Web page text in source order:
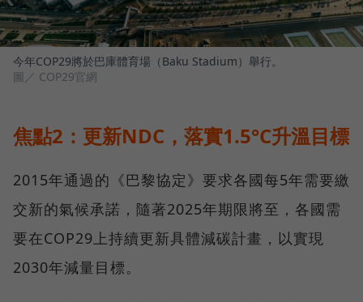
今年COP29將於巴庫體育場（Baku Stadium）舉行。
圖／ COP29官網
焦點2：更新NDC，落實1.5°C升溫目標
2015年通過的《巴黎協定》要求各國每5年需要繳
交新的氣候承諾，隨著2025年期限將至，各國需
要在COP29上持續更新具體減碳計畫，以實現
2030年減量目標。